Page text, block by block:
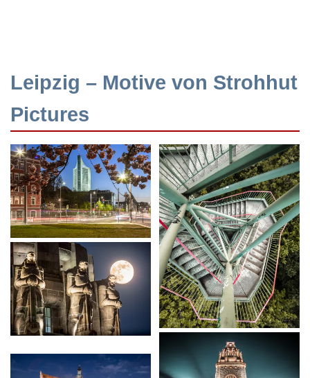
Leipzig – Motive von Strohhut
Pictures